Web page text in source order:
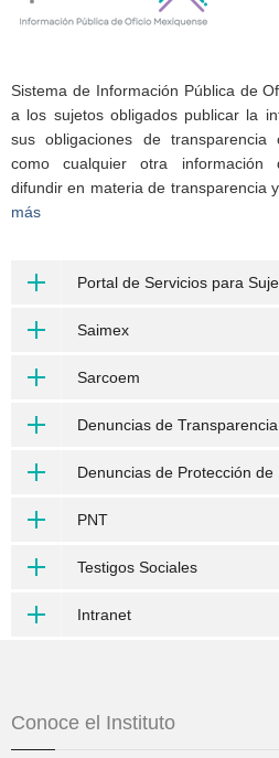
Sistema de Información Pública de
a los sujetos obligados publicar la
sus obligaciones de
como cualquier otra información
difundir en materia de transparencia
más
Portal de Servicios para
Saimex
Sarcoem
Denuncias de
Denuncias de Protección
PNT
Testigos Sociales
Intranet
Conoce el Instituto